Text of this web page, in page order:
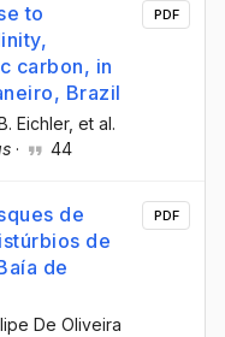
to
carbon, in
Brazil
Eichler, et al.
· 44
PDF
de
de
de
De Oliveira
PDF